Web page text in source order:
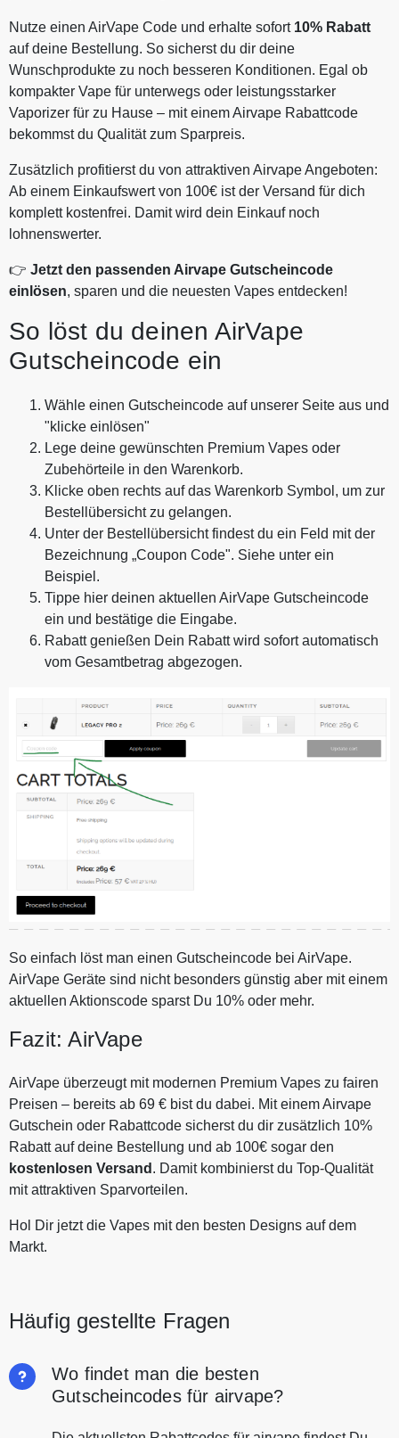
Nutze einen AirVape Code und erhalte sofort 10% Rabatt
auf deine Bestellung. So sicherst du dir deine
Wunschprodukte zu noch besseren Konditionen. Egal ob
kompakter Vape für unterwegs oder leistungsstarker
Vaporizer für zu Hause – mit einem Airvape Rabattcode
bekommst du Qualität zum Sparpreis.
Zusätzlich profitierst du von attraktiven Airvape Angeboten:
Ab einem Einkaufswert von 100€ ist der Versand für dich
komplett kostenfrei. Damit wird dein Einkauf noch
lohnenswerter.
👉 Jetzt den passenden Airvape Gutscheincode
einlösen, sparen und die neuesten Vapes entdecken!
So löst du deinen AirVape
Gutscheincode ein
Wähle einen Gutscheincode auf unserer Seite aus und
"klicke einlösen"
Lege deine gewünschten Premium Vapes oder
Zubehörteile in den Warenkorb.
Klicke oben rechts auf das Warenkorb Symbol, um zur
Bestellübersicht zu gelangen.
Unter der Bestellübersicht findest du ein Feld mit der
Bezeichnung „Coupon Code". Siehe unter ein
Beispiel.
Tippe hier deinen aktuellen AirVape Gutscheincode
ein und bestätige die Eingabe.
Rabatt genießen Dein Rabatt wird sofort automatisch
vom Gesamtbetrag abgezogen.
So einfach löst man einen Gutscheincode bei AirVape.
AirVape Geräte sind nicht besonders günstig aber mit einem
aktuellen Aktionscode sparst Du 10% oder mehr.
Fazit: AirVape
AirVape überzeugt mit modernen Premium Vapes zu fairen
Preisen – bereits ab 69 € bist du dabei. Mit einem Airvape
Gutschein oder Rabattcode sicherst du dir zusätzlich 10%
Rabatt auf deine Bestellung und ab 100€ sogar den
kostenlosen Versand . Damit kombinierst du Top-Qualität
mit attraktiven Sparvorteilen.
Hol Dir jetzt die Vapes mit den besten Designs auf dem
Markt.
Häufig gestellte Fragen
Wo findet man die besten
Gutscheincodes für airvape?